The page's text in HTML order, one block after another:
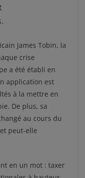
James Tobin, la
crise
a été établi en
application est
à la mettre en
De plus, sa
au cours du
peut-elle
en un mot : taxer